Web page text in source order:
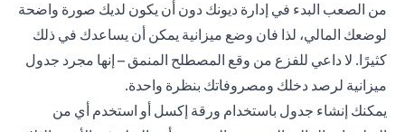
من الصعب البدء في إدارة ديونك دون أن يكون لديك صورة واضحة
لوضعك المالي، لذا فان وضع ميزانية يمكن أن يساعدك في ذلك
كثيرًا. لا داعي للفزع من وقع المصطلح المنمق – إنها مجرد جدول
ميزانية لرصد دخلك ومصروفاتك بنظرة واحدة.
يمكنك إنشاء جدول باستخدام ورقة إكسل أو استخدم أي من